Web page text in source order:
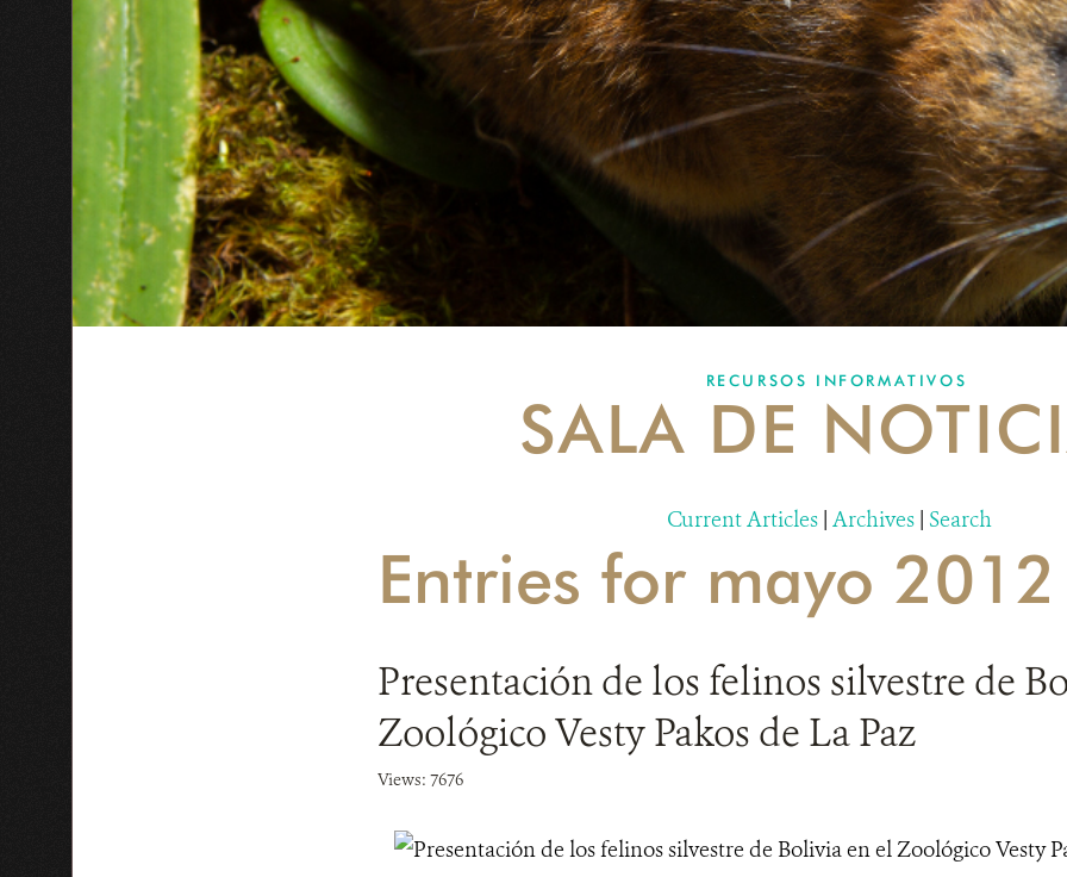
RECURSOS INFORMATIVOS
SALA DE
Current Articles | Archives | Search
Entries for mayo 2012
Presentación de los felinos silvestre de
Zoológico Vesty Pakos de La Paz
Views: 7676